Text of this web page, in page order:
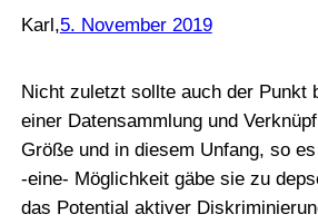
Karl ,5. November 2019
Nicht zuletzt sollte auch der Punkt
einer Datensammlung und
Größe und in diesem Unfang, so
‑eine- Möglichkeit gäbe sie zu
das Potential aktiver